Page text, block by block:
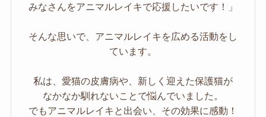
みなさんをアニマルレイキで応援したいです！」
そんな思いで、アニマルレイキを広める活動をし
ています。
私は、愛猫の皮膚病や、新しく迎えた保護猫が
なかなか馴れないことで悩んでいました。
でもアニマルレイキと出会い、その効果に感動！